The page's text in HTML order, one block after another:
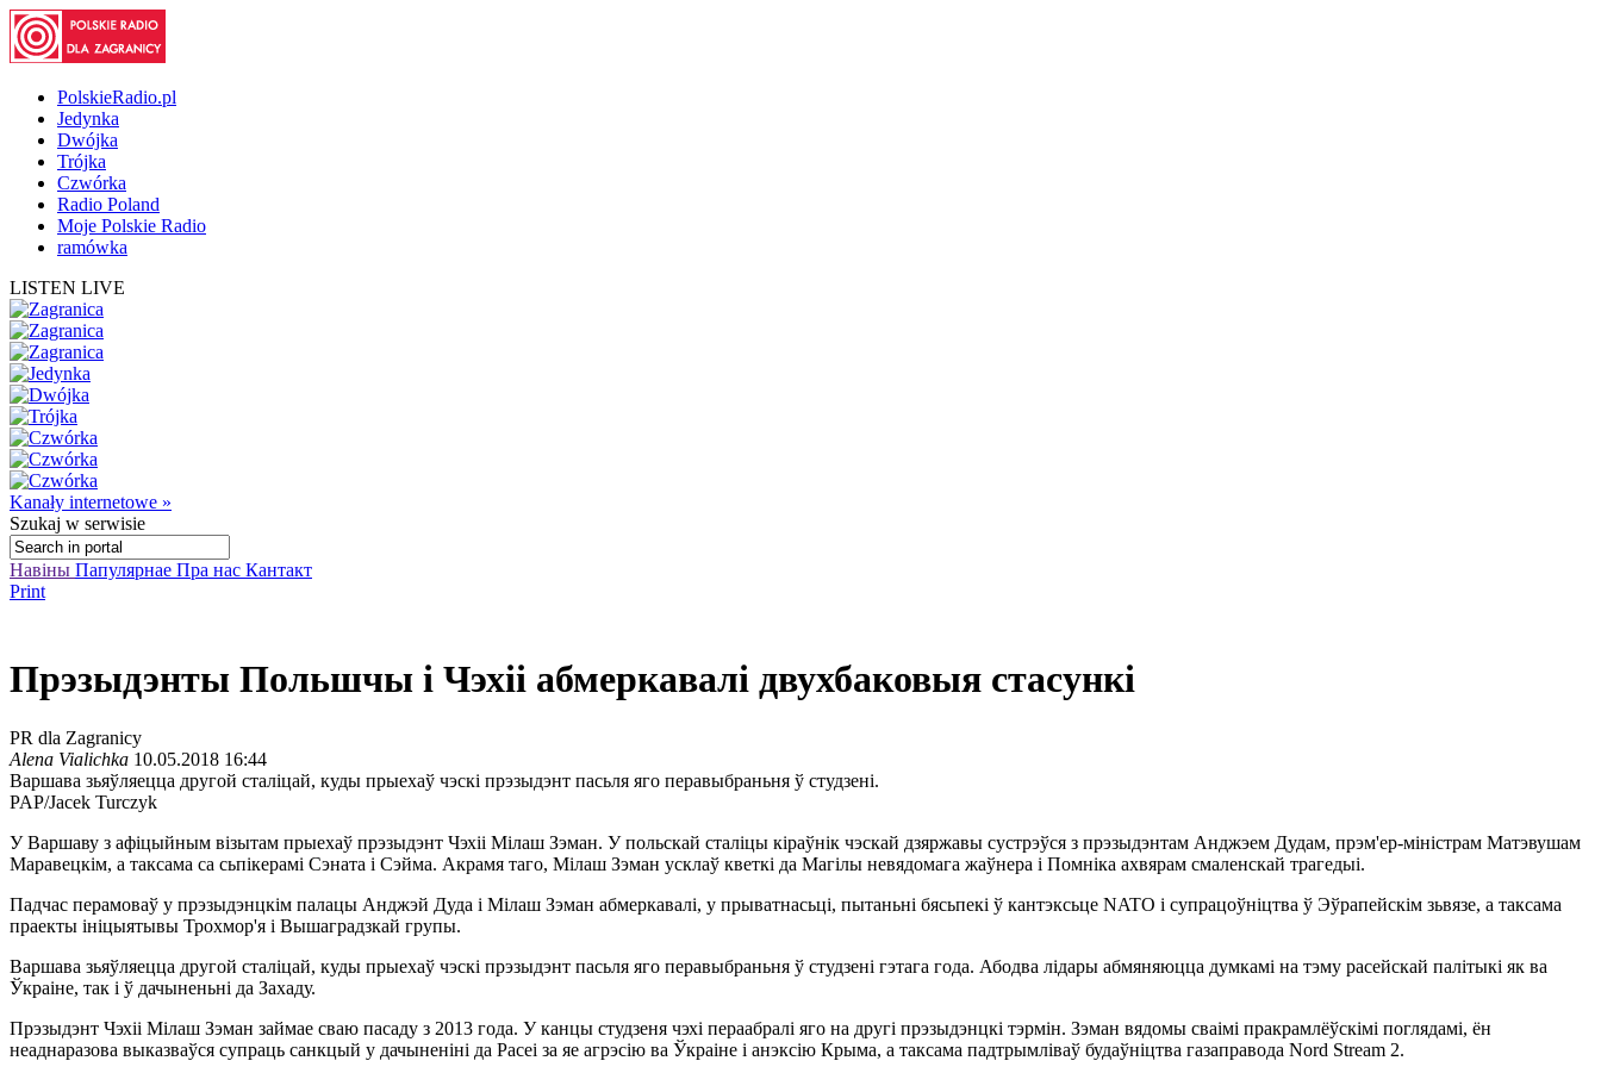
PolskieRadio.pl
Jedynka
Dwójka
Trójka
Czwórka
Radio Poland
Moje Polskie Radio
ramówka
LISTEN LIVE
Kanały internetowe »
Szukaj w serwisie
Навіны Папулярнае Пра нас Кантакт
Print
Прэзыдэнты Польшчы і Чэхіі абмеркавалі двухбаковыя стасункі
PR dla Zagranicy
Alena Vialichka 10.05.2018 16:44
Варшава зьяўляецца другой сталіцай, куды прыехаў чэскі прэзыдэнт пасьля яго перавыбраньня ў студзені.
PAP/Jacek Turczyk
У Варшаву з афіцыйным візытам прыехаў прэзыдэнт Чэхіі Мілаш Зэман. У польскай сталіцы кіраўнік чэскай дзяржавы сустрэўся з прэзыдэнтам Анджэем Дудам, прэм'ер-міністрам Матэвушам
Маравецкім, а таксама са сьпікерамі Сэната і Сэйма. Акрамя таго, Мілаш Зэман усклаў кветкі да Магілы невядомага жаўнера і Помніка ахвярам смаленскай трагедыі.
Падчас перамоваў у прэзыдэнцкім палацы Анджэй Дуда і Мілаш Зэман абмеркавалі, у прыватнасьці, пытаньні бясьпекі ў кантэксьце NATO і супрацоўніцтва ў Эўрапейскім зьвязе, а таксама
праекты ініцыятывы Трохмор'я і Вышаградзкай групы.
Варшава зьяўляецца другой сталіцай, куды прыехаў чэскі прэзыдэнт пасьля яго перавыбраньня ў студзені гэтага года. Абодва лідары абмяняюцца думкамі на тэму расейскай палітыкі як ва
Ўкраіне, так і ў дачыненьні да Захаду.
Прэзыдэнт Чэхіі Мілаш Зэман займае сваю пасаду з 2013 года. У канцы студзеня чэхі пераабралі яго на другі прэзыдэнцкі тэрмін. Зэман вядомы сваімі пракрамлёўскімі поглядамі, ён
неаднаразова выказваўся супраць санкцый у дачыненіні да Расеі за яе агрэсію ва Ўкраіне і анэксію Крыма, а таксама падтрымліваў будаўніцтва газаправода Nord Stream 2.